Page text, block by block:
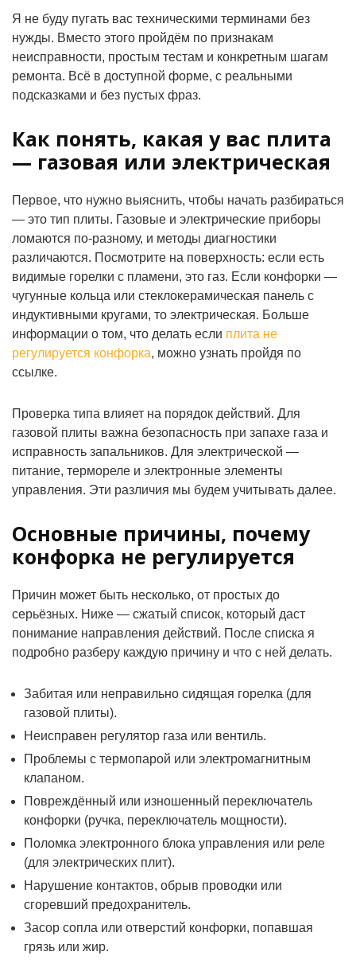
Я не буду пугать вас техническими терминами без
нужды. Вместо этого пройдём по признакам
неисправности, простым тестам и конкретным шагам
ремонта. Всё в доступной форме, с реальными
подсказками и без пустых фраз.
Как понять, какая у вас плита
— газовая или электрическая
Первое, что нужно выяснить, чтобы начать разбираться
— это тип плиты. Газовые и электрические приборы
ломаются по-разному, и методы диагностики
различаются. Посмотрите на поверхность: если есть
видимые горелки с пламени, это газ. Если конфорки —
чугунные кольца или стеклокерамическая панель с
индуктивными кругами, то электрическая. Больше
информации о том, что делать если плита не
регулируется конфорка, можно узнать пройдя по
ссылке.
Проверка типа влияет на порядок действий. Для
газовой плиты важна безопасность при запахе газа и
исправность запальников. Для электрической —
питание, термореле и электронные элементы
управления. Эти различия мы будем учитывать далее.
Основные причины, почему
конфорка не регулируется
Причин может быть несколько, от простых до
серьёзных. Ниже — сжатый список, который даст
понимание направления действий. После списка я
подробно разберу каждую причину и что с ней делать.
Забитая или неправильно сидящая горелка (для
газовой плиты).
Неисправен регулятор газа или вентиль.
Проблемы с термопарой или электромагнитным
клапаном.
Повреждённый или изношенный переключатель
конфорки (ручка, переключатель мощности).
Поломка электронного блока управления или реле
(для электрических плит).
Нарушение контактов, обрыв проводки или
сгоревший предохранитель.
Засор сопла или отверстий конфорки, попавшая
грязь или жир.